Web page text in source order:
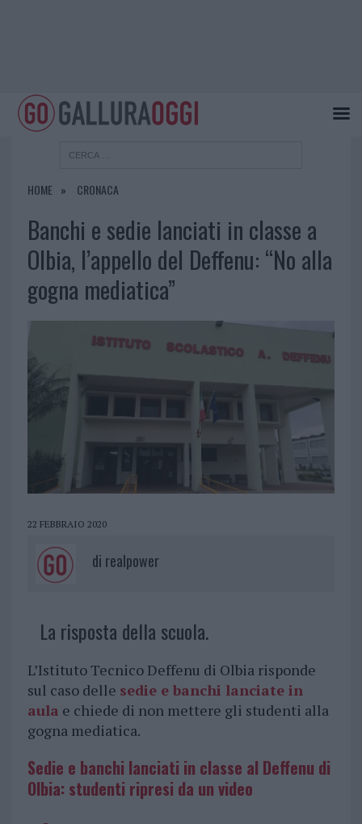
HOME CRONACA
Banchi e sedie lanciati in classe a
Olbia, l’appello del Deffenu: “No alla
gogna mediatica”
22 FEBBRAIO 2020
di realpower
La risposta della scuola.
L’Istituto Tecnico Deffenu di Olbia risponde
sul caso delle sedie e banchi lanciate in
aula e chiede di non mettere gli studenti alla
gogna mediatica.
Sedie e banchi lanciati in classe al Deffenu di
Olbia: studenti ripresi da un video